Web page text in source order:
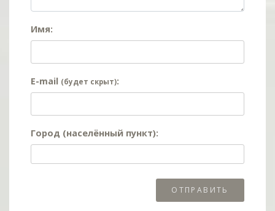
Имя:
E-mail (будет скрыт):
Город (населённый пункт):